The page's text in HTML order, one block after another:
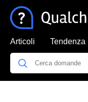
Articoli Tendenza